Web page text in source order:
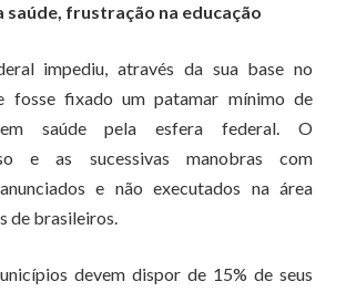
saúde, frustração na educação
impediu, através da sua base no
fosse fixado um patamar mínimo de
em saúde pela esfera federal. O
e as sucessivas manobras com
e não executados na área
de brasileiros.
devem dispor de 15% de seus